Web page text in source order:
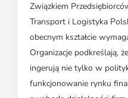
Związkiem
Transport i Logistyka
obecnym kształcie
Organizacje podkreślają,
ingerują nie tylko w
funkcjonowanie rynku